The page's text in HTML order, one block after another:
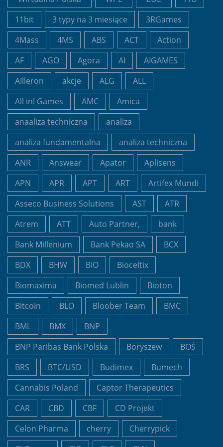
11bit
3 typy na 3 miesiące
3RGames
4Mass
4MS ABS ACT
Action
AF
AGO Agora AI
AIGAMES
AIlleron
akcje ALG
ALL
All in! Games
AMC
Amica
anaaliza techniczna
analiza
analiza fundamentalna
analiza techniczna
ANR
Answear Apator
Aplisens
APN
APR APT ART
Artifex Mundi
Asseco Business Solutions
AST
ATR
Atrem
ATT Auto Partner,
bank
Bank Millenium
Bank Pekao SA
BCX
BDX
BHW BIO
Bioceltix
Biomaxima
Biomed Lublin
Bioton
Bitcoin
BLO Bloober Team
BMC
BML
BMX
BNP
BNP Paribas Bank Polska
Boryszew
BOŚ
BRS
BTC/USD Budimex
Bumech
Cannabis Poland
Captor Therapeutics
CAR
CBD CBF
CD Projekt
Celon Pharma
cherry
Cherrypick